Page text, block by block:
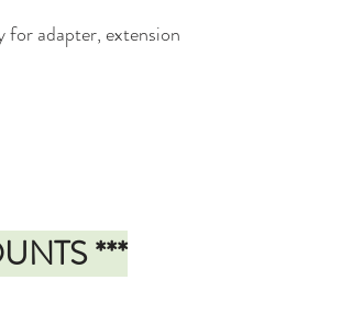
for adapter, extension
***